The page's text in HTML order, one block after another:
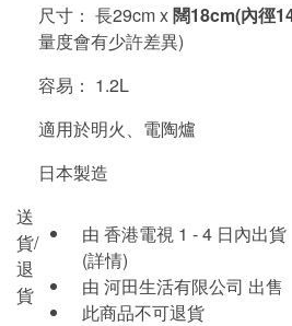
尺寸： 長29cm x闊18cm(內徑
量度會有少許差異)
容易： 1.2L
適用於明火、電陶爐
日本製造
送
貨/
退
貨
由 香港電視 1 - 4 日內出貨
(詳情)
由 河田生活有限公司 出售
此商品不可退貨